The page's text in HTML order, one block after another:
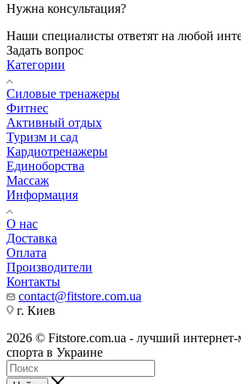
Нужна консультация?
Наши специалисты ответят на любой
Задать вопрос
Категории
Силовые тренажеры
Фитнес
Активный отдых
Туризм и сад
Кардиотренажеры
Единоборства
Массаж
Информация
О нас
Доставка
Оплата
Производители
Контакты
contact@fitstore.com.ua
г. Киев
2026 © Fitstore.com.ua - лучший интернет-
спорта в Украине